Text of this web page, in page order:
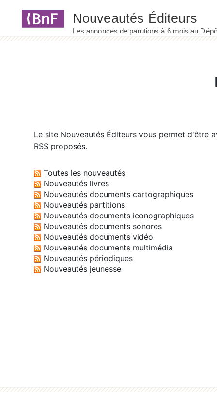
Le site Nouveautés Éditeurs vous permet d'être
RSS proposés.
Toutes les nouveautés
Nouveautés livres
Nouveautés documents cartographiques
Nouveautés partitions
Nouveautés documents iconographiques
Nouveautés documents sonores
Nouveautés documents vidéo
Nouveautés documents multimédia
Nouveautés périodiques
Nouveautés jeunesse